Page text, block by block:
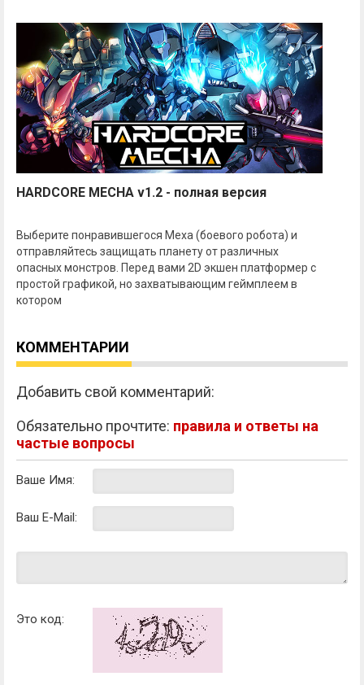
HARDCORE MECHA v1.2 - полная версия
Выберите понравившегося Меха (боевого робота) и
отправляйтесь защищать планету от различных
опасных монстров. Перед вами 2D экшен платформер с
простой графикой, но захватывающим геймплеем в
котором
КОММЕНТАРИИ
Добавить свой комментарий:
Обязательно прочтите: правила и ответы на
частые вопросы
Ваше Имя:
Ваш E-Mail:
Это код: